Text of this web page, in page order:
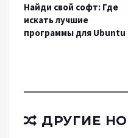
Найди свой софт: Где
искать лучшие
программы для Ubuntu
ДРУГИЕ